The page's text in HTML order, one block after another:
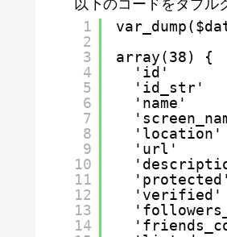
以下のコードをダブル
1
2
3
4
5
6
7
8
9
10
11
12
13
14
array(38) {
'id'
'id_str'
'name'
'location'
'url'
'protected'
'verified'